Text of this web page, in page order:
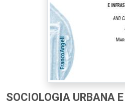
SOCIOLOGIA URBANA